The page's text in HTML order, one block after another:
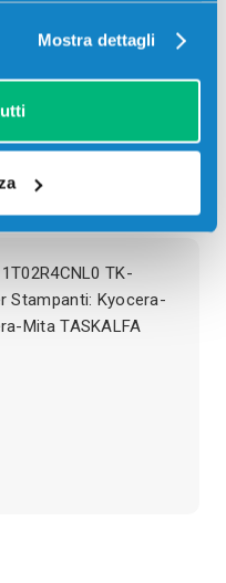
Mostra dettagli
min
48
sec
la pagina prodotto per
TK-
Stampanti: Kyocera-
Mita TASKALFA